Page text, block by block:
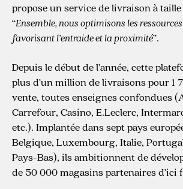
propose un service de livraison à
“Ensemble, nous optimisons les
favorisant l’entraide et la proximité”.
Depuis le début de l’année, cette
plus d’un million de livraisons pour 1
vente, toutes enseignes confondues
Carrefour, Casino, E.Leclerc,
etc.). Implantée dans sept pays
Belgique, Luxembourg, Italie,
Pays-Bas), ils ambitionnent de
de 50 000 magasins partenaires d’ici